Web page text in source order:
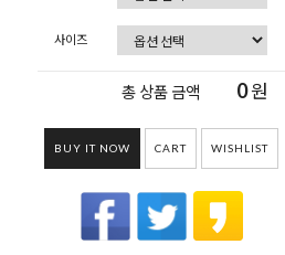
사이즈
총 상품 금액 0원
BUY IT NOW CART WISHLIST